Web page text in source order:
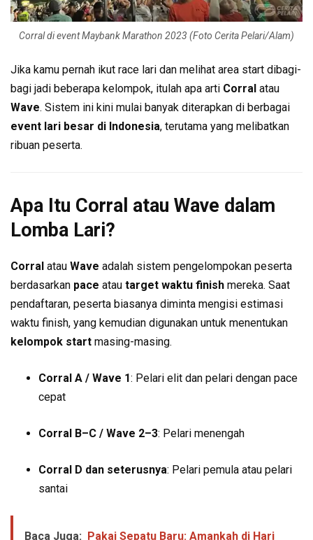
Corral di event Maybank Marathon 2023 (Foto Cerita Pelari/Alam)
Jika kamu pernah ikut race lari dan melihat area start dibagi-
bagi jadi beberapa kelompok, itulah apa arti Corral atau
Wave. Sistem ini kini mulai banyak diterapkan di berbagai
event lari besar di Indonesia, terutama yang melibatkan
ribuan peserta.
Apa Itu Corral atau Wave dalam
Lomba Lari?
Corral atau Wave adalah sistem pengelompokan peserta
berdasarkan pace atau target waktu finish mereka. Saat
pendaftaran, peserta biasanya diminta mengisi estimasi
waktu finish, yang kemudian digunakan untuk menentukan
kelompok start masing-masing.
Corral A / Wave 1: Pelari elit dan pelari dengan pace
cepat
Corral B–C / Wave 2–3: Pelari menengah
Corral D dan seterusnya: Pelari pemula atau pelari
santai
Baca Juga: Pakai Sepatu Baru: Amankah di Hari